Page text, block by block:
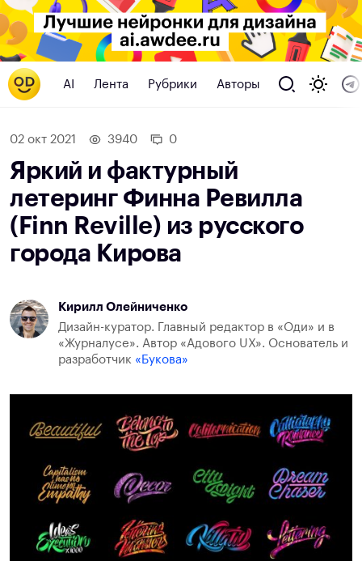
AI Лента Рубрики Авторы
02 окт 2021 3940 0
Яркий и фактурный
летеринг Финна Ревилла
(Finn Reville) из русского
города Кирова
Кирилл Олейниченко
Дизайн-куратор. Главный редактор в «Оди» и в
«Журналусе». Автор «Адового UX». Основатель и
разработчик «Букова»